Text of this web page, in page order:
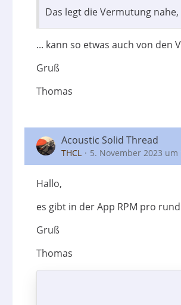
Das legt die Vermutung
... kann so etwas auch von den
Gruß
Thomas
Acoustic Solid Thread
THCL 5. November 2023 um
Hallo,
es gibt in der App RPM pro
Gruß
Thomas